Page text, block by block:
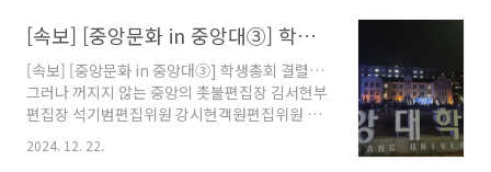
행이 윤석열 대통령 탄핵 심판에 대한 심..
뉘었다. 대학교도 탄핵반대 시국선언을 시작했
다. 2월 10일 연세대를 시작으로 2월 17일 서울
대, 2월 18일 경북대, 2월 21일 고려대, 2월 24일
부산대 등 학생의 배움터인 대학교를 주축으로
집회가 여럿 개최됐다. 이 흐름을 타 중앙대 에브
리타임에는 시국선언 참여를 촉구하는 포스터가
[속보] [중앙문화 in 중앙대③] 학생총회 결렬…그러나 꺼지지 않는 중앙의 촛불
[속보] [중앙문화 in 중앙대③] 학생총회 결렬…
그러나 꺼지지 않는 중앙의 촛불편집장 김서현부
편집장 석기범편집위원 강시현객원편집위원 문
들은 중앙문화의 이전 보도를 참고하시기 바랍니
2024. 12. 22.